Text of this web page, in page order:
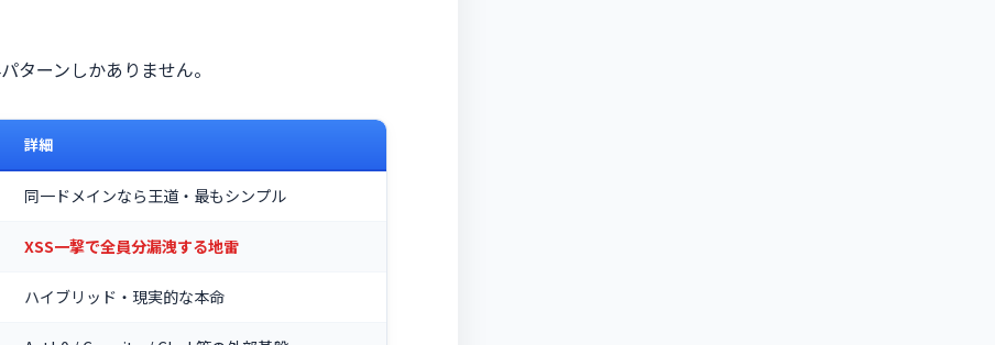
ターンしかありません。
詳細
同一ドメインなら王道・最もシンプル
XSS一撃で全員分漏洩する地雷
ハイブリッド・現実的な本命